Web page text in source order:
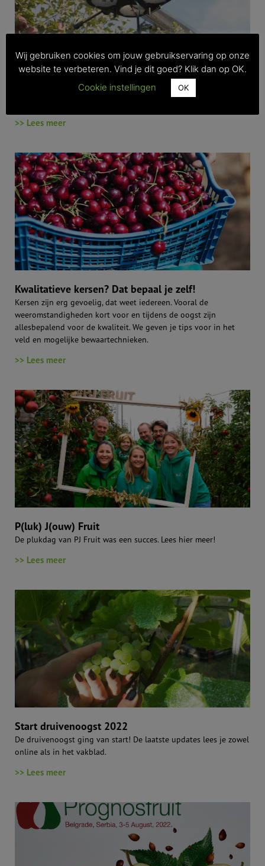
Plukrobots, een jongensdroom of komen ze echt?
>> Lees meer
Kwalitatieve kersen? Dat bepaal je zelf!
Kersen zijn erg gevoelig, dat weet iedereen. Vooral de
weeromstandigheden kort voor en tijdens de oogst zijn
allesbepalend voor de kwaliteit. We geven je tips voor in het
veld en mogelijke bewaartechnieken.
>> Lees meer
P(luk) J(ouw) Fruit
De plukdag van PJ Fruit was een succes. Lees hier meer!
>> Lees meer
Start druivenoogst 2022
De druivenoogst ging van start! De laatste updates lees je zowel
online als in het vakblad.
>> Lees meer
Wij gebruiken cookies om jouw gebruikservaring op onze
website te verbeteren. Vind je dit goed? Klik dan op OK.
Cookie instellingen
OK